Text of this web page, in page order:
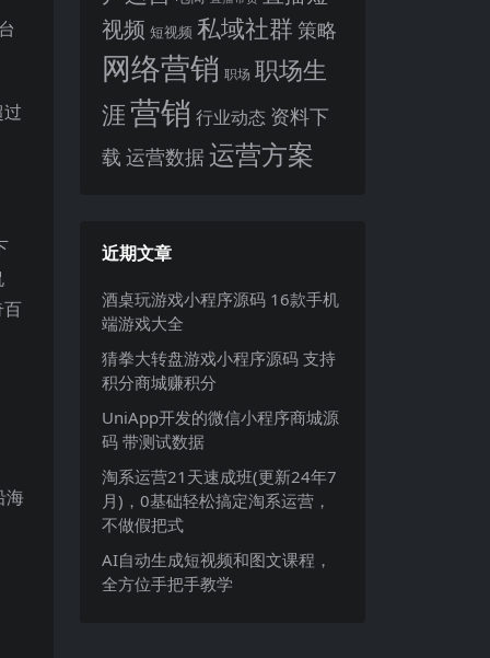
百
海
视频 短视频 私域社群 策略
网络营销 职场 职场生
涯营销 行业动态 资料下
载 运营数据运营方案
近期文章
酒桌玩游戏小程序源码 16款手机
端游戏大全
猜拳大转盘游戏小程序源码 支持
积分商城赚积分
UniApp开发的微信小程序商城源
码 带测试数据
淘系运营21天速成班(更新24年7
月)，0基础轻松搞定淘系运营，
不做假把式
AI自动生成短视频和图文课程，
全方位手把手教学